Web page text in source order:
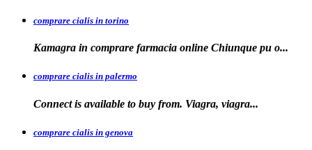
comprare cialis in torino
Kamagra in comprare farmacia online Chiunque pu o...
comprare cialis in palermo
Connect is available to buy from. Viagra, viagra...
comprare cialis in genova